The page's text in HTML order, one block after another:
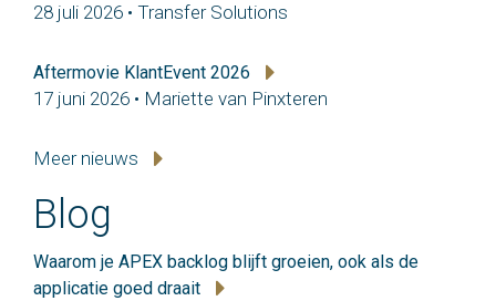
28 juli 2026 • Transfer Solutions
Aftermovie KlantEvent 2026
17 juni 2026 • Mariette van Pinxteren
Meer nieuws
Blog
Waarom je APEX backlog blijft groeien, ook als de
applicatie goed draait